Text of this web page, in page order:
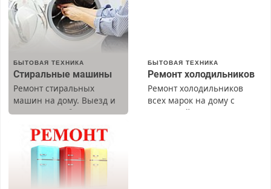
БЫТОВАЯ ТЕХНИКА
Стиральные машины
Ремонт стиральных
машин на дому. Выезд и
диагностика бесплатно.
БЫТОВАЯ ТЕХНИКА
Ремонт холодильников
Ремонт холодильников
всех марок на дому с
гарантией. Замена